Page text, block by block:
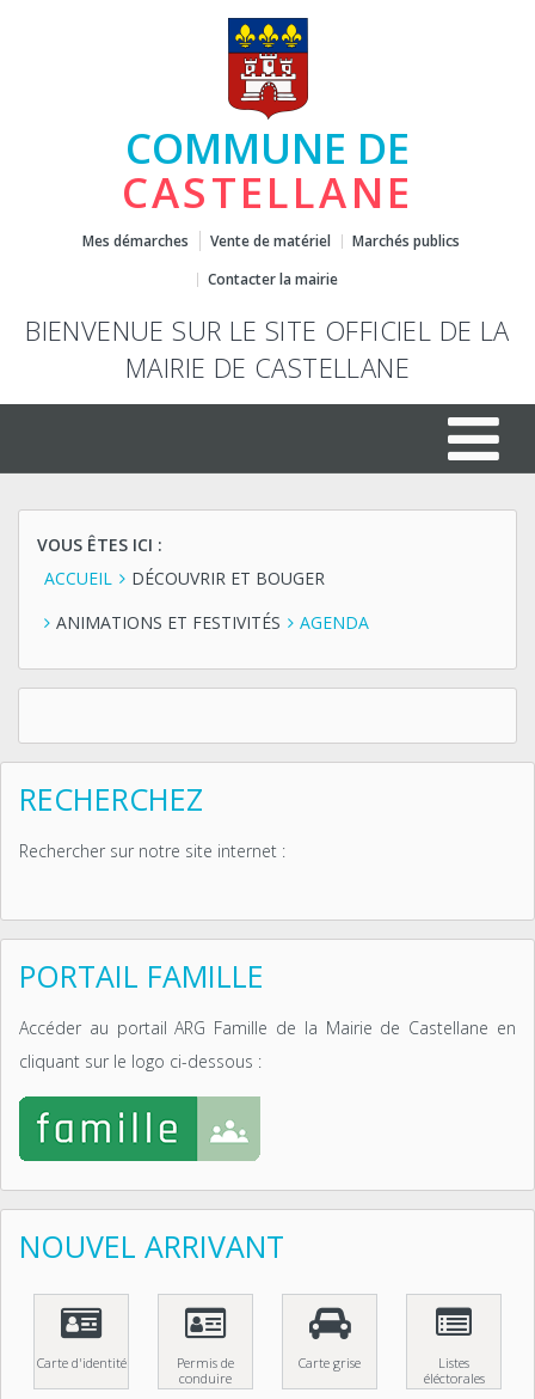
COMMUNE DE
CASTELLANE
Mes démarches Vente de matériel
Marchés publics
Contacter la mairie
BIENVENUE SUR LE SITE OFFICIEL DE LA
MAIRIE DE CASTELLANE
VOUS ÊTES ICI :
ACCUEIL
DÉCOUVRIR ET BOUGER
ANIMATIONS ET FESTIVITÉS
AGENDA
RECHERCHEZ
Rechercher sur notre site internet :
PORTAIL FAMILLE
Accéder au portail ARG Famille de la Mairie de Castellane en
cliquant sur le logo ci-dessous :
NOUVEL ARRIVANT
Carte d'identité
Permis de
conduire
Carte grise
Listes
éléctorales